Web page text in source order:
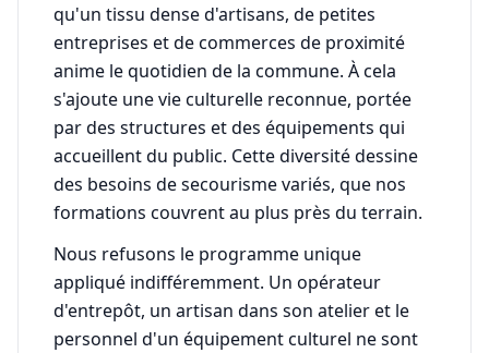
qu'un tissu dense d'artisans, de petites
entreprises et de commerces de proximité
anime le quotidien de la commune. À cela
s'ajoute une vie culturelle reconnue, portée
par des structures et des équipements qui
accueillent du public. Cette diversité dessine
des besoins de secourisme variés, que nos
formations couvrent au plus près du terrain.
Nous refusons le programme unique
appliqué indifféremment. Un opérateur
d'entrepôt, un artisan dans son atelier et le
personnel d'un équipement culturel ne sont